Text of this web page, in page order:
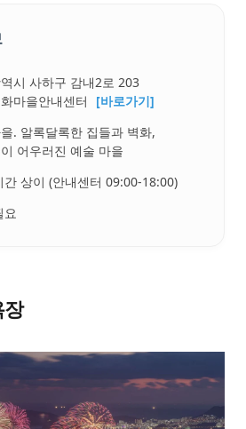
시 사하구 감내2로 203
마을안내센터
[바로가기]
. 알록달록한 집들과 벽화,
어우러진 예술 마을
간 상이 (안내센터 09:00-18:00)
요